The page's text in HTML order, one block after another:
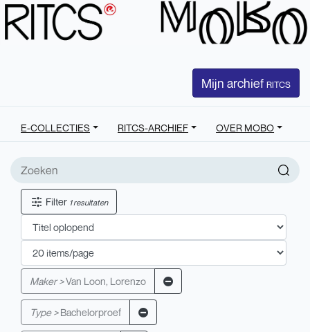
Mijn archief RITCS
E-COLLECTIES RITCS-ARCHIEF OVER MOBO
Filter 1 resultaten
Maker >Van Loon, Lorenzo
Type > Bachelorproef